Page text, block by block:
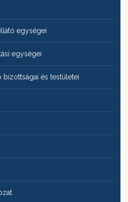
egységei
egységei
bizottságai és testületei